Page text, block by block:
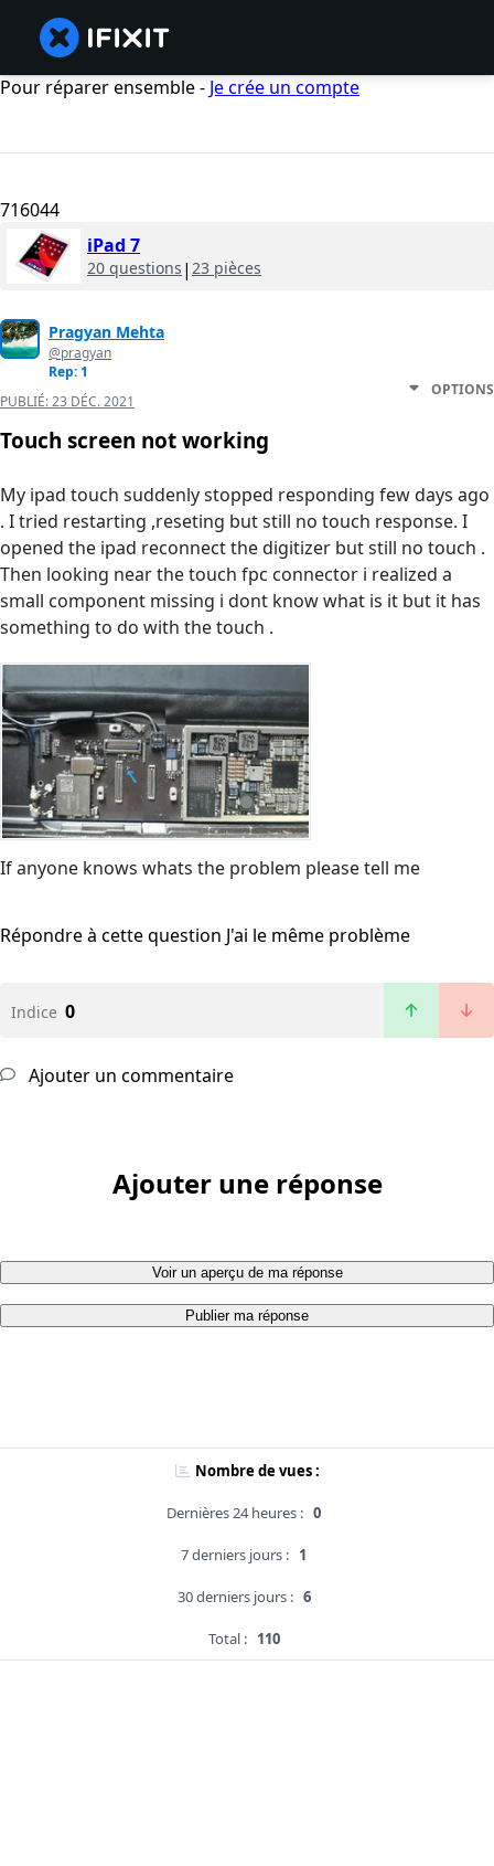
Pour réparer ensemble - Je crée un compte
716044
iPad 7
20 questions | 23 pièces
Pragyan Mehta
@pragyan
Rep: 1
PUBLIÉ:23 DÉC. 2021
OPTIONS
Touch screen not working
My ipad touch suddenly stopped responding few days ago
. I tried restarting ,reseting but still no touch response. I
opened the ipad reconnect the digitizer but still no touch .
Then looking near the touch fpc connector i realized a
small component missing i dont know what is it but it has
something to do with the touch .
If anyone knows whats the problem please tell me
Répondre à cette question J'ai le même problème
Indice 0
Ajouter un commentaire
Ajouter une réponse
Voir un aperçu de ma réponse
Publier ma réponse
Nombre de vues :
Dernières 24 heures : 0
7 derniers jours : 1
30 derniers jours : 6
Total : 110